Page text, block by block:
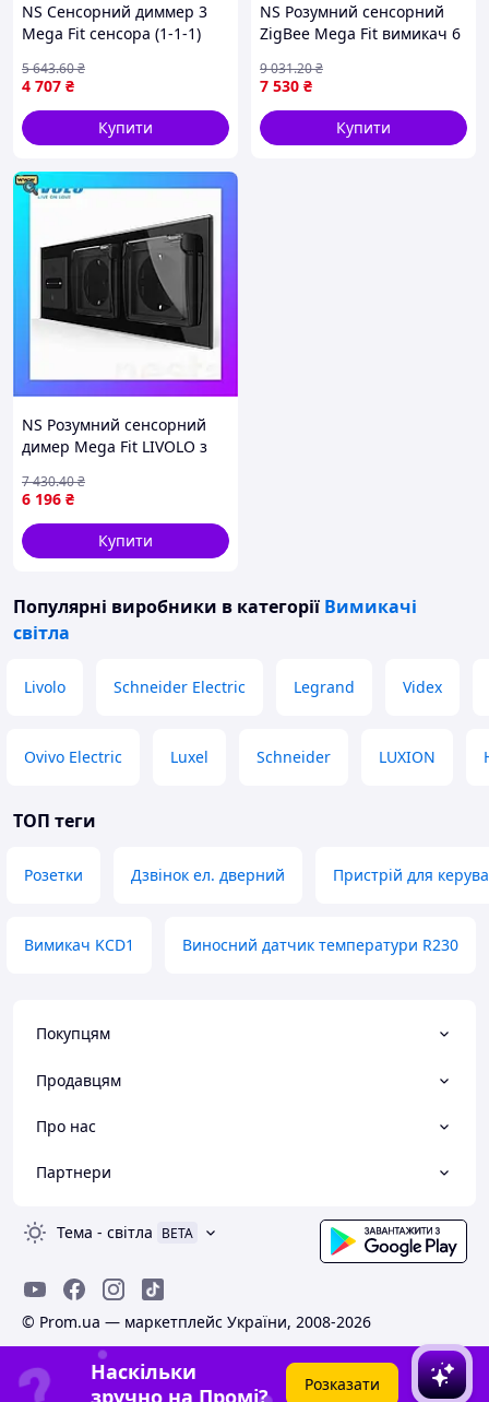
NS Сенсорний диммер 3
Mega Fit сенсора (1-1-1)
C701D/C701D/C701D-13)
Nes22/Q
4 707 ₴
5 643.60₴
Купити
NS Розумний сенсорний
ZigBee Mega Fit вимикач 6
золото (VL-
C702Z/C702Z/C702Z-1
Nes22/Q
7 530 ₴
9 031.20₴
Купити
NS Розумний сенсорний
димер Mega Fit LIVOLO з
чорний 2.5D, скло, 16A
230V, із за Nes22/Q
6 196 ₴
7 430.40₴
Купити
Популярні виробники в категорії Вимикачі
світла
Livolo Schneider Electric Legrand Videx
Ovivo Electric Luxel Schneider LUXION
ТОП теги
Розетки Дзвінок ел. дверний Пристрій для
Вимикач KCD1 Виносний датчик температури R230
Покупцям
Продавцям
Про нас
Партнери
Тема - світла BETA
© Prom.ua — маркетплейс України, 2008-2026
Наскільки
зручно на Промі?
Розказати